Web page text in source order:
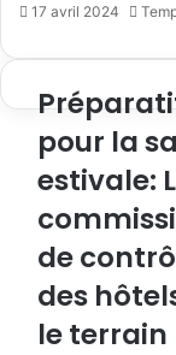
17 avril 2024
pour la
estivale:
de
des
le terrain